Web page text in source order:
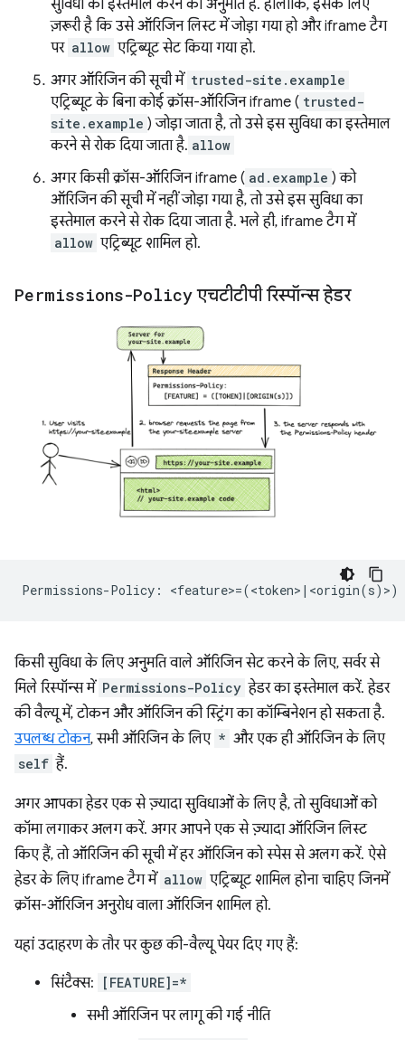
सुविधा का इस्तेमाल करने की अनुमति है. हालांकि, इसके लिए
ज़रूरी है कि उसे ऑरिजिन लिस्ट में जोड़ा गया हो और iframe टैग
पर allow एट्रिब्यूट सेट किया गया हो.
अगर ऑरिजिन की सूची में trusted-site.example
एट्रिब्यूट के बिना कोई क्रॉस-ऑरिजिन iframe ( trusted-
site.example ) जोड़ा जाता है, तो उसे इस सुविधा का इस्तेमाल
करने से रोक दिया जाता है. allow
अगर किसी क्रॉस-ऑरिजिन iframe ( ad.example ) को
ऑरिजिन की सूची में नहीं जोड़ा गया है, तो उसे इस सुविधा का
इस्तेमाल करने से रोक दिया जाता है. भले ही, iframe टैग में
allow एट्रिब्यूट शामिल हो.
Permissions-Policyएचटीटीपी रिस्पॉन्स हेडर
किसी सुविधा के लिए अनुमति वाले ऑरिजिन सेट करने के लिए, सर्वर से
मिले रिस्पॉन्स में Permissions-Policy हेडर का इस्तेमाल करें. हेडर
की वैल्यू में, टोकन और ऑरिजिन की स्ट्रिंग का कॉम्बिनेशन हो सकता है.
उपलब्ध टोकन, सभी ऑरिजिन के लिए * और एक ही ऑरिजिन के लिए
self हैं.
अगर आपका हेडर एक से ज़्यादा सुविधाओं के लिए है, तो सुविधाओं को
कॉमा लगाकर अलग करें. अगर आपने एक से ज़्यादा ऑरिजिन लिस्ट
किए हैं, तो ऑरिजिन की सूची में हर ऑरिजिन को स्पेस से अलग करें. ऐसे
हेडर के लिए iframe टैग में allow एट्रिब्यूट शामिल होना चाहिए जिनमें
क्रॉस-ऑरिजिन अनुरोध वाला ऑरिजिन शामिल हो.
यहां उदाहरण के तौर पर कुछ की-वैल्यू पेयर दिए गए हैं:
सिंटैक्स: [FEATURE]=*
सभी ऑरिजिन पर लागू की गई नीति